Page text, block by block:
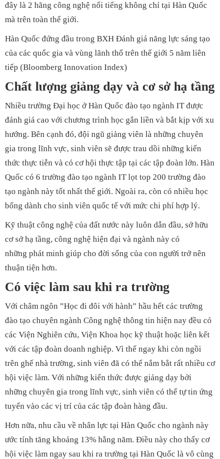
đây là 2 hãng công nghệ nổi tiếng không chỉ tại Hàn Quốc
mà trên toàn thế giới.
Hàn Quốc đứng đầu trong BXH Đánh giá năng lực sáng tạo
của các quốc gia và vùng lãnh thổ trên thế giới 5 năm liên
tiếp (Bloomberg Innovation Index)
Chất lượng giảng dạy và cơ sở hạ tầng
Nhiều trường Đại học ở Hàn Quốc đào tạo ngành IT được
đánh giá cao với chương trình học gắn liền và bắt kịp với xu
hướng. Bên cạnh đó, đội ngũ giảng viên là những chuyên
gia trong lĩnh vực, sinh viên sẽ được trau dồi những kiến
thức thực tiễn và có cơ hội thực tập tại các tập đoàn lớn. Hàn
Quốc có 6 trường đào tạo ngành IT lọt top 200 trường đào
tạo ngành này tốt nhất thế giới. Ngoài ra, còn có nhiều học
bổng dành cho sinh viên quốc tế với mức chi phí hợp lý.
Kỹ thuật công nghệ của đất nước này luôn dẫn đầu, sở hữu
cơ sở hạ tầng, công nghệ hiện đại và ngành này có
những phát minh giúp cho đời sống của con người trở nên
thuận tiện hơn.
Có việc làm sau khi ra trường
Với châm ngôn ”Học đi đôi với hành” hầu hết các trường
đào tạo chuyên ngành Công nghệ thông tin hiện nay đều có
các Viện Nghiên cứu, Viện Khoa học kỹ thuật hoặc liên kết
với các tập đoàn doanh nghiệp. Vì thế ngay khi còn ngồi
trên ghế nhà trường, sinh viên đã có thể nắm bắt rất nhiều cơ
hội việc làm. Với những kiến thức được giảng dạy bởi
những chuyên gia trong lĩnh vực, sinh viên có thể tự tin ứng
tuyển vào các vị trí của các tập đoàn hàng đầu.
Hơn nữa, nhu cầu về nhân lực tại Hàn Quốc cho ngành này
ước tính tăng khoảng 13% hằng năm. Điều này cho thấy cơ
hội việc làm ngay sau khi ra trường tại Hàn Quốc là vô cùng